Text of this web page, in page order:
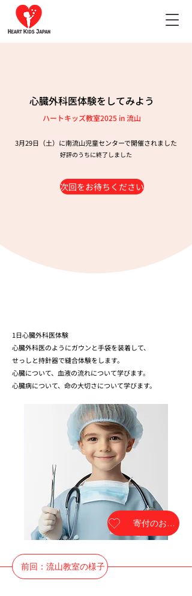
心臓外科医体験をしてみよう
ハートキッズ教室2025 in 流山
3月29日（土）に南流山児童センターで開催されました
​好評のうちに終了しました
次回をお待ちください
1日心臓外科医体験
心臓外科医のようにガウンと手袋を装着して、
せっしと持針器で縫合体験をします。
心臓について、血液の流れについて学びます。
​心臓病について、命の大切さについて学びます。
寄付のお願い
前回：流山教室の様子